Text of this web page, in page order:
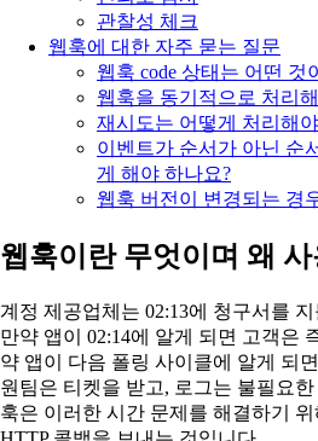
관찰성 체크
웹훅에 대한 자주 묻는 질문
웹훅 code 상태는 어떤 것
웹훅을 동기적으로 처리
재시도는 어떻게 처리해
이벤트가 순서가 아닌 순
게 해야 하나요?
웹훅 버전이 변경되는 경
웹훅이란 무엇이며 왜
계정 제공업체는 02:13에 청구서를
만약 앱이 02:14에 알게 되면 고객은
약 앱이 다음 폴링 사이클에 알게 되
원팀은 티켓을 받고, 로그는 불필요
훅은 이러한 시간 문제를 해결하기